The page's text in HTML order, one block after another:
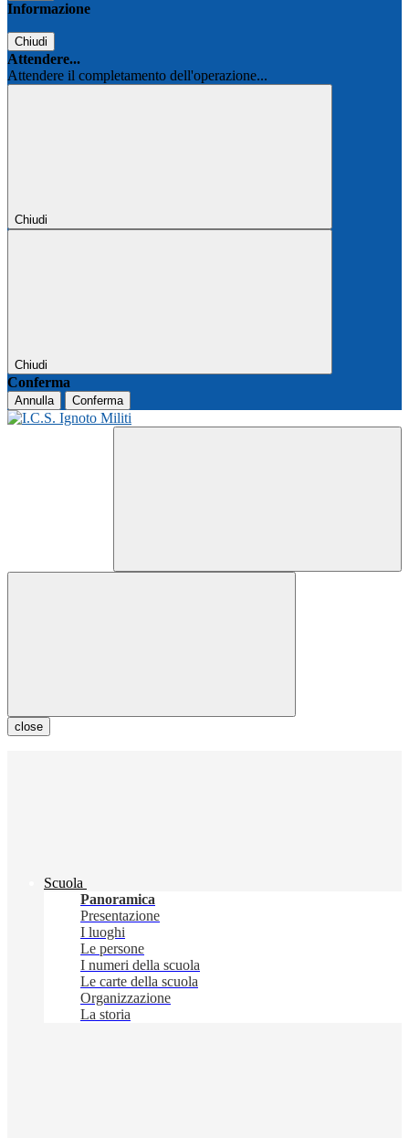
Informazione
Chiudi
Attendere...
Attendere il completamento dell'operazione...
Chiudi
Chiudi
Conferma
Annulla Conferma
close
Scuola
Panoramica
Presentazione
I luoghi
Le persone
I numeri della scuola
Le carte della scuola
Organizzazione
La storia